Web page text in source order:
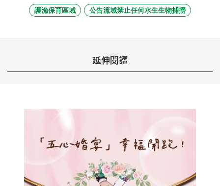
護漁保育區域 公告流域禁止任何水生生物捕撈
延伸閱讀